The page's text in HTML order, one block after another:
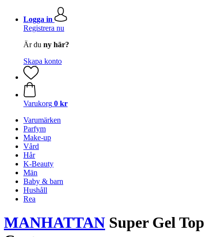
Logga in
Registrera nu
Är du ny här?
Skapa konto
Varukorg 0 kr
Varumärken
Parfym
Make-up
Vård
Hår
K-Beauty
Män
Baby & barn
Hushåll
Rea
MANHATTAN Super Gel Top